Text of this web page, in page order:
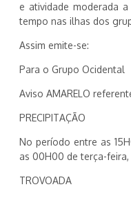
e atividade moderada
tempo nas ilhas dos
Assim emite-se:
Para o Grupo Ocidental
Aviso AMARELO
PRECIPITAÇÃO
No período entre as
as 00H00 de terça-feira,
TROVOADA